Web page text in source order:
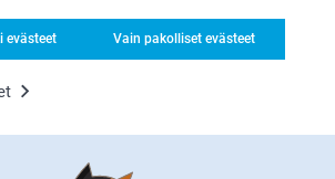
evästeet Vain pakolliset evästeet
ja lopputulos niinkuin suunniteltu.